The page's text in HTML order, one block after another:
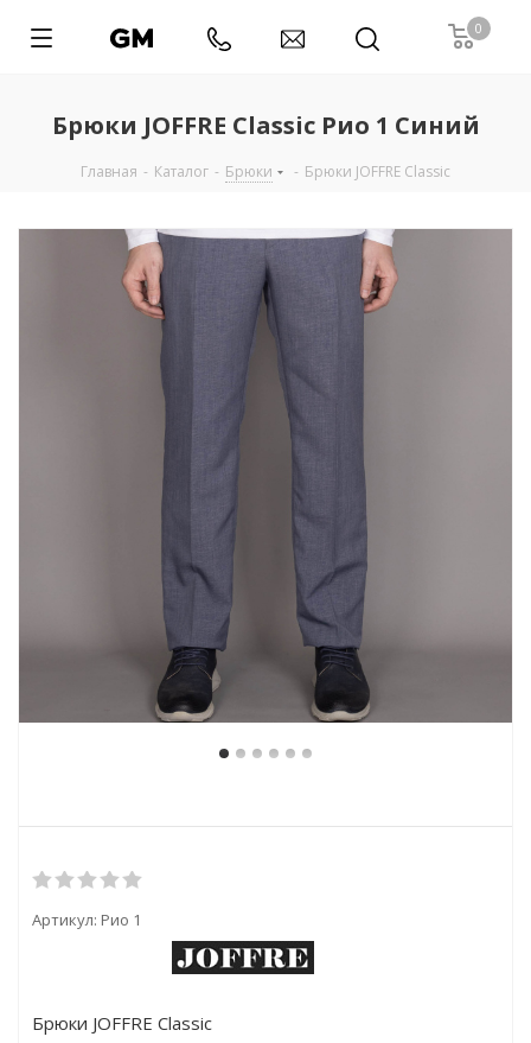
0
Брюки JOFFRE Classic Рио 1 Синий
Главная - Каталог - Брюки - Брюки JOFFRE Classic
Артикул: Рио 1
Брюки JOFFRE Classic